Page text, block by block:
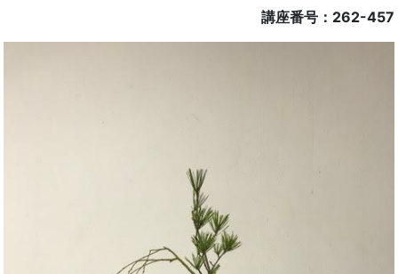
講座番号：262-457